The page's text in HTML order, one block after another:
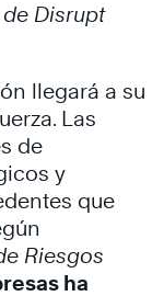
Disrupt
llegará a su
Las
de
y
que
Riesgos
ha